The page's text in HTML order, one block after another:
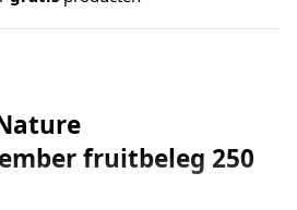
fruitbeleg 250